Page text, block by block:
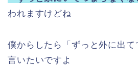
われますけどね
僕からしたら「ずっと外に出て
言いたいですよ